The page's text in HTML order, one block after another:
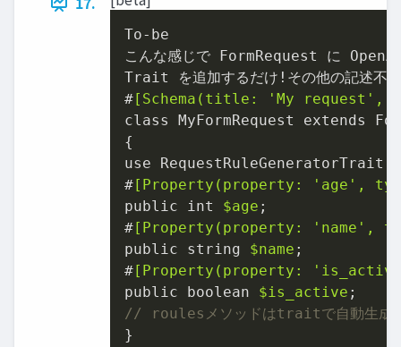
To-be
こんな感じで FormRequest に
Trait を追加するだけ!その他の記述不要
# [Schema(title: 'My request' ,
class MyFormRequest extends
{
use
# [Property(property: 'age' ,
public int $age ;
# [Property(property: 'name' ,
public string $name ;
# [Property(property:
public boolean $is_active
// roulesメソッドはtraitで自動生成し
}